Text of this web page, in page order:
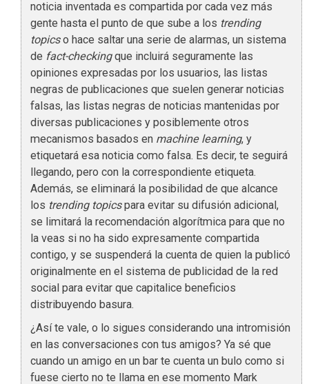
noticia inventada es compartida por cada vez más
gente hasta el punto de que sube a los trending
topicso hace saltar una serie de alarmas, un sistema
de fact-checkingque incluirá seguramente las
opiniones expresadas por los usuarios, las listas
negras de publicaciones que suelen generar noticias
falsas, las listas negras de noticias mantenidas por
diversas publicaciones y posiblemente otros
mecanismos basados en machine learning, y
etiquetará esa noticia como falsa. Es decir, te seguirá
llegando, pero con la correspondiente etiqueta.
Además, se eliminará la posibilidad de que alcance
los trending topicspara evitar su difusión adicional,
se limitará la recomendación algorítmica para que no
la veas si no ha sido expresamente compartida
contigo, y se suspenderá la cuenta de quien la publicó
originalmente en el sistema de publicidad de la red
social para evitar que capitalice beneficios
distribuyendo basura.
¿Así te vale, o lo sigues considerando una intromisión
en las conversaciones con tus amigos? Ya sé que
cuando un amigo en un bar te cuenta un bulo como si
fuese cierto no te llama en ese momento Mark